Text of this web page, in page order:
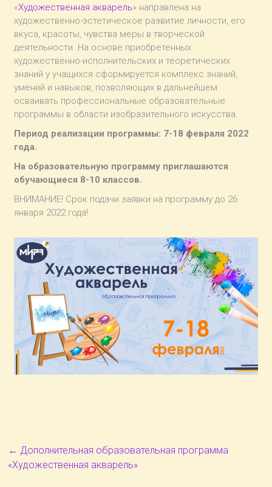
«Художественная акварель» направлена на
художественно-эстетическое развитие личности, его
вкуса, красоты, чувства меры в творческой
деятельности. На основе приобретенных
художественно-исполнительских и теоретических
знаний у учащихся сформируется комплекс знаний,
умений и навыков, позволяющих в дальнейшем
осваивать профессиональные образовательные
программы в области изобразительного искусства.
Период реализации программы: 7-18 февраля 2022
года.
На образовательную программу приглашаются
обучающиеся 8-10 классов.
ВНИМАНИЕ! Срок подачи заявки на программу до 26
января 2022 года!
← Дополнительная образовательная программа
«Художественная акварель»